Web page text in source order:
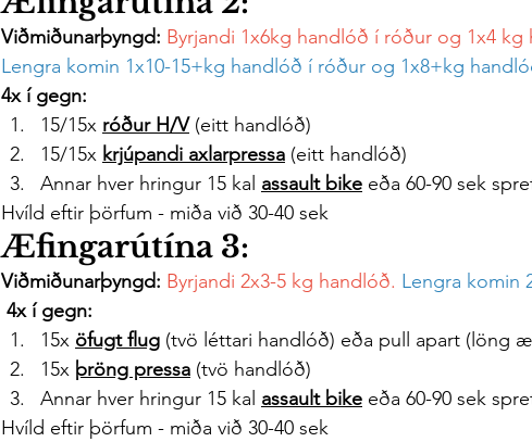
Viðmiðunarþyngd: Byrjandi 1x6kg handlóð í róður og 1x4 kg
Lengra komin 1x10-15+kg handlóð í róður og 1x8+kg
4x í gegn:
15/15x róður H/V (eitt handlóð)
15/15x krjúpandi axlarpressa (eitt handlóð)
Annar hver hringur 15 kal assault bike eða 60-90 sek
Hvíld eftir þörfum - miða við 30-40 sek
Æfingarútína 3:
Viðmiðunarþyngd: Byrjandi 2x3-5 kg handlóð. Lengra komin
4x í gegn:
15x öfugt flug (tvö léttari handlóð) eða pull apart (löng
15x þröng pressa (tvö handlóð)
Annar hver hringur 15 kal assault bike eða 60-90 sek
Hvíld eftir þörfum - miða við 30-40 sek